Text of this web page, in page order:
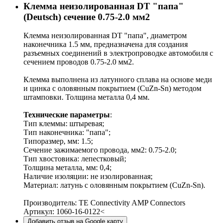
Клемма неизолированная DT "папа"
(Deutsch) сечение 0.75-2.0 мм2
Клемма неизолированная DT "папа", диаметром
наконечника 1.5 мм, предназначена для создания
разъемных соединений в электропроводке автомобиля с
сечением проводов 0.75-2.0 мм2.
Клемма выполнена из латунного сплава на основе меди
и цинка с оловянным покрытием (CuZn-Sn) методом
штамповки. Толщина металла 0,4 мм.
Технические параметры:
Тип клеммы: штыревая;
Тип наконечника: "папа";
Типоразмер, мм: 1.5;
Сечение зажимаемого провода, мм2: 0.75-2.0;
Тип хвостовика: лепестковый;
Толщина металла, мм: 0,4;
Наличие изоляции: не изолированная;
Материал: латунь с оловянным покрытием (CuZn-Sn).
Производитель: TE Connectivity AMP Connectors
Артикул: 1060-16-0122<
Добавить отзыв на Google карту